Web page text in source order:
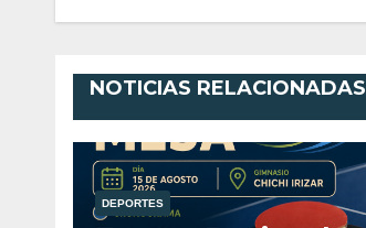
NOTICIAS RELACIONADAS
DEPORTES